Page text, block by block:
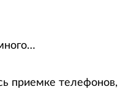
приемке телефонов,